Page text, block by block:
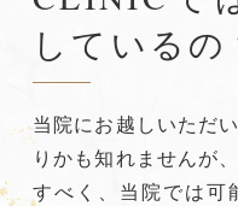
しているの
当院にお越しいただ
りかも知れませんが
すべく、当院では可